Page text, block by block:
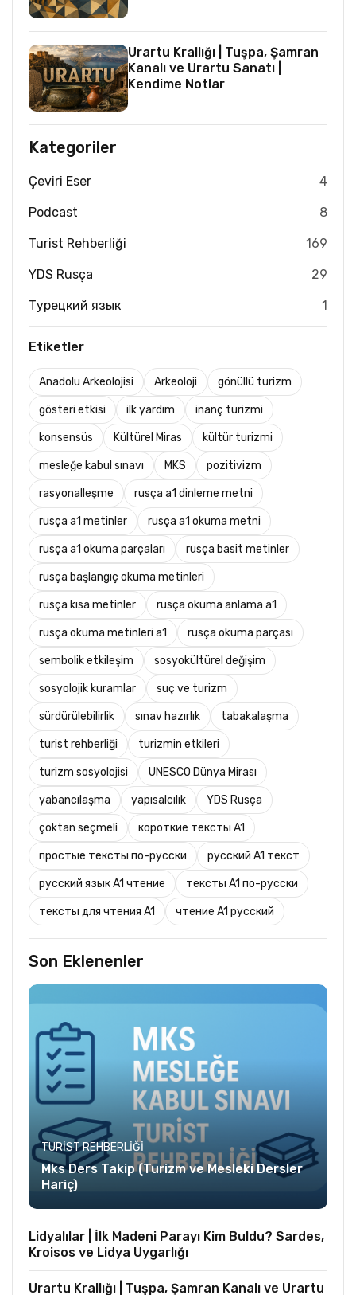
Urartu Krallığı | Tuşpa, Şamran
Kanalı ve Urartu Sanatı |
Kendime Notlar
Kategoriler
Çeviri Eser 4
Podcast 8
Turist Rehberliği 169
YDS Rusça 29
Турецкий язык 1
Etiketler
Anadolu Arkeolojisi Arkeoloji gönüllü turizm
gösteri etkisi ilk yardım inanç turizmi
konsensüs Kültürel Miras kültür turizmi
mesleğe kabul sınavı MKS pozitivizm
rasyonalleşme rusça a1 dinleme metni
rusça a1 metinler rusça a1 okuma metni
rusça a1 okuma parçaları rusça basit metinler
rusça başlangıç okuma metinleri
rusça kısa metinler rusça okuma anlama a1
rusça okuma metinleri a1 rusça okuma parçası
sembolik etkileşim sosyokültürel değişim
sosyolojik kuramlar suç ve turizm
sürdürülebilirlik sınav hazırlık tabakalaşma
turist rehberliği turizmin etkileri
turizm sosyolojisi UNESCO Dünya Mirası
yabancılaşma yapısalcılık YDS Rusça
çoktan seçmeli короткие тексты A1
простые тексты по-русски русский A1 текст
русский язык A1 чтение тексты A1 по-русски
тексты для чтения A1 чтение A1 русский
Son Eklenenler
TURIST REHBERLIĞI
Mks Ders Takip (Turizm ve Mesleki Dersler
Hariç)
Lidyalılar | İlk Madeni Parayı Kim Buldu? Sardes,
Kroisos ve Lidya Uygarlığı
Urartu Krallığı | Tuşpa, Şamran Kanalı ve Urartu